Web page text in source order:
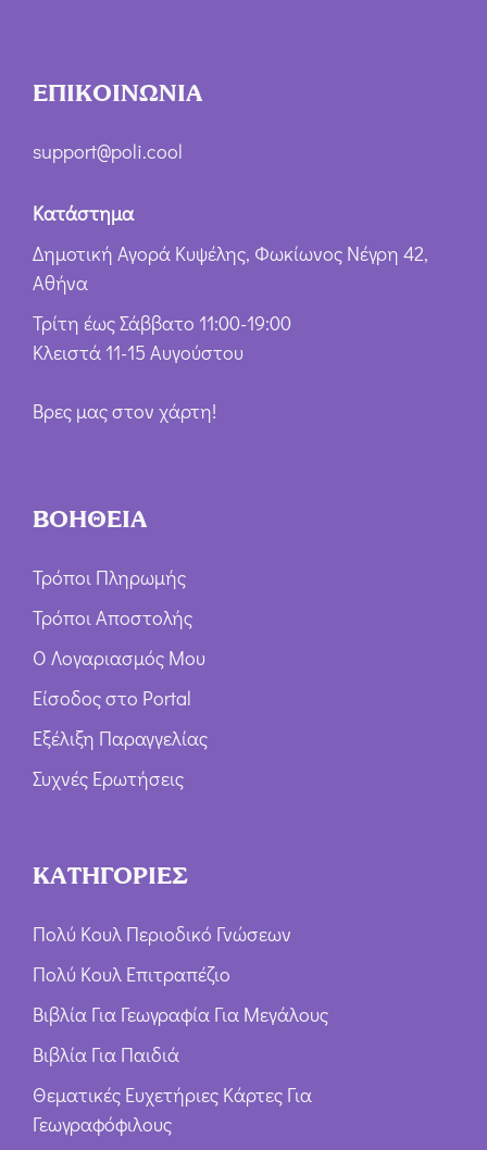
ΕΠΙΚΟΙΝΩΝΙΑ
support@poli.cool
Κατάστημα
Δημοτική Αγορά Κυψέλης, Φωκίωνος Νέγρη 42,
Αθήνα
Τρίτη έως Σάββατο 11:00-19:00
Κλειστά 11-15 Αυγούστου
Βρες μας στον χάρτη!
ΒΟΗΘΕΙΑ
Τρόποι Πληρωμής
Τρόποι Αποστολής
Ο Λογαριασμός Μου
Είσοδος στο Portal
Εξέλιξη Παραγγελίας
Συχνές Ερωτήσεις
ΚΑΤΗΓΟΡΙΕΣ
Πολύ Κουλ Περιοδικό Γνώσεων
Πολύ Κουλ Επιτραπέζιο
Βιβλία Για Γεωγραφία Για Μεγάλους
Βιβλία Για Παιδιά
Θεματικές Ευχετήριες Κάρτες Για
Γεωγραφόφιλους